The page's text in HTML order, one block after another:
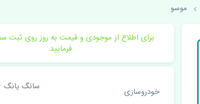
موسو
برای اطلاع از موجودی و قیمت به روز روی ثبت
فرمایید.
خودروسازی